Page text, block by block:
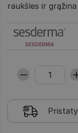
raukšles ir
SESDERMA